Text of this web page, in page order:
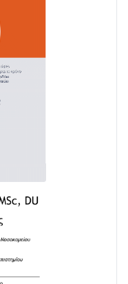
στο Δήμο Αγρινίου
ΣΤΗΝ
ΗΛΙΑ ΠΡΙΝ ΤΗ